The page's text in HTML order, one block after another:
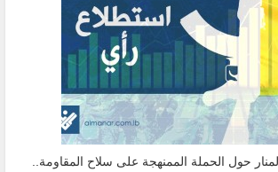
حول الحملة الممنهجة على سلاح المقاومة..